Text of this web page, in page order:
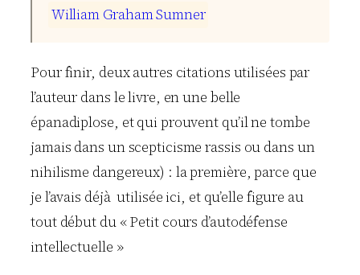
William GrahamSumner
Pour finir, deux autres citations utilisées par
l’auteur dans le livre, en une belle
épanadiplose, et qui prouvent qu’il ne tombe
jamais dans un scepticisme rassis ou dans un
nihilisme dangereux) : la première, parce que
je l’avais déjà utilisée ici, et qu’elle figure au
tout début du « Petit cours d’autodéfense
intellectuelle »